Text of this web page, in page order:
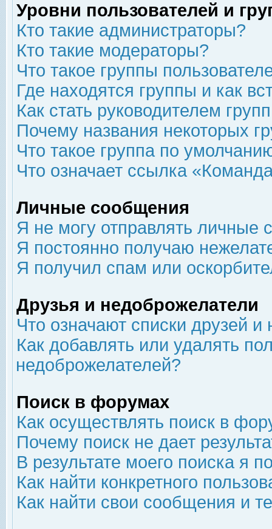
Уровни пользователей и
Кто такие администраторы?
Кто такие модераторы?
Что такое группы
Где находятся группы и как
Как стать руководителем
Почему названия некоторых
Что такое группа по
Что означает ссылка
Личные сообщения
Я не могу отправлять личные
Я постоянно получаю
Я получил спам или
Друзья и недоброжелатели
Что означают списки друзей
Как добавлять или удалять
недоброжелателей?
Поиск в форумах
Как осуществлять поиск в
Почему поиск не дает
В результате моего поиска я
Как найти конкретного
Как найти свои сообщения и